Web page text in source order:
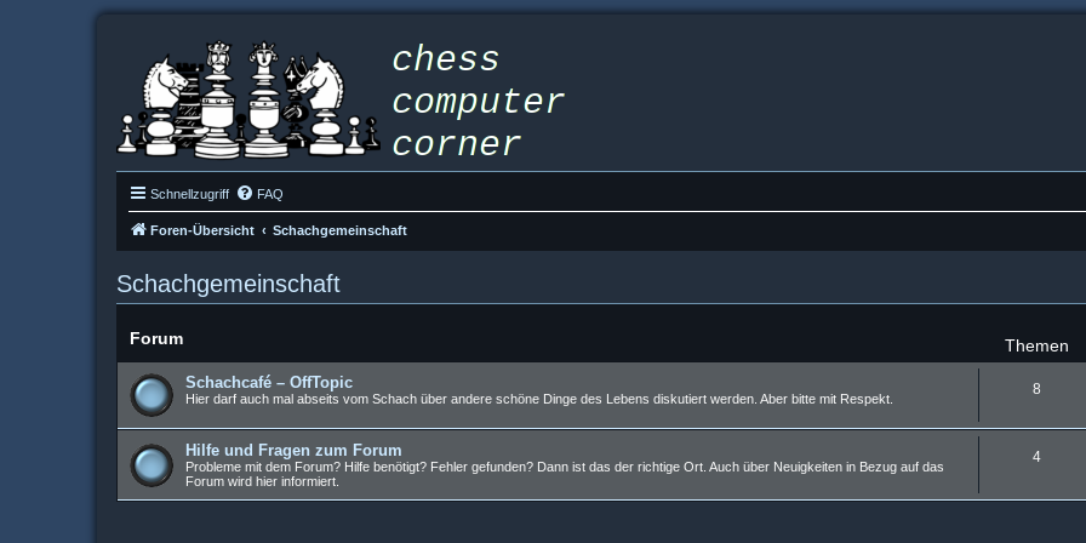
Schnellzugriff FAQ
Foren-Übersicht Schachgemeinschaft
Schachgemeinschaft
Forum Themen
Schachcafé – OffTopic
Hier darf auch mal abseits vom Schach über andere schöne Dinge des Lebens diskutiert werden. Aber bitte mit Respekt.
8
Hilfe und Fragen zum Forum
Probleme mit dem Forum? Hilfe benötigt? Fehler gefunden? Dann ist das der richtige Ort. Auch über Neuigkeiten in Bezug auf das
Forum wird hier informiert.
4